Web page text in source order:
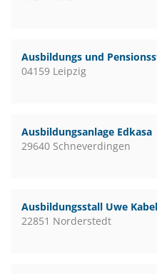
Ausbildungs und
04159 Leipzig
Ausbildungsanlage Edkasa
29640 Schneverdingen
Ausbildungsstall Uwe Kabel
22851 Norderstedt